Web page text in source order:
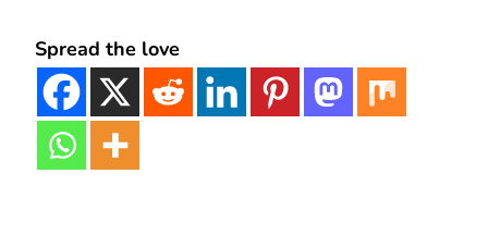
Spread the love